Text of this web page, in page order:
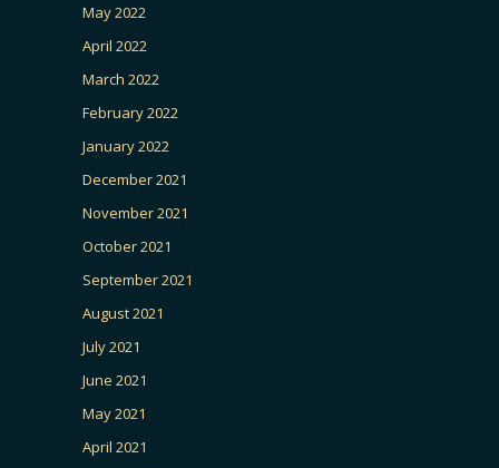
May 2022
April 2022
March 2022
February 2022
January 2022
December 2021
November 2021
October 2021
September 2021
August 2021
July 2021
June 2021
May 2021
April 2021